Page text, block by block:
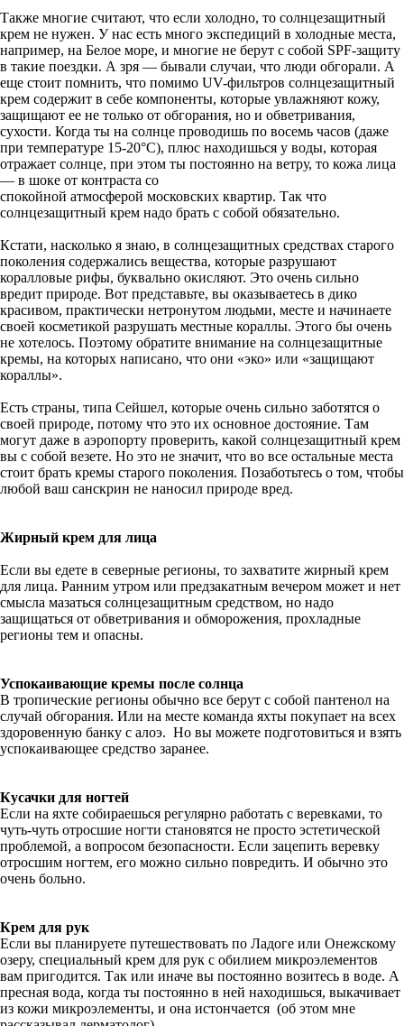
Также многие считают, что если холодно, то солнцезащитный
крем не нужен. У нас есть много экспедиций в холодные места,
например, на Белое море, и многие не берут с собой SPF-защиту
в такие поездки. А зря — бывали случаи, что люди обгорали. А
еще стоит помнить, что помимо UV-фильтров солнцезащитный
крем содержит в себе компоненты, которые увлажняют кожу,
защищают ее не только от обгорания, но и обветривания,
сухости. Когда ты на солнце проводишь по восемь часов (даже
при температуре 15-20°C), плюс находишься у воды, которая
отражает солнце, при этом ты постоянно на ветру, то кожа лица
— в шоке от контраста со
спокойной атмосферой московских квартир. Так что
солнцезащитный крем надо брать с собой обязательно.
Кстати, насколько я знаю, в солнцезащитных средствах старого
поколения содержались вещества, которые разрушают
коралловые рифы, буквально окисляют. Это очень сильно
вредит природе. Вот представьте, вы оказываетесь в дико
красивом, практически нетронутом людьми, месте и начинаете
своей косметикой разрушать местные кораллы. Этого бы очень
не хотелось. Поэтому обратите внимание на солнцезащитные
кремы, на которых написано, что они «эко» или «защищают
кораллы».
Есть страны, типа Сейшел, которые очень сильно заботятся о
своей природе, потому что это их основное достояние. Там
могут даже в аэропорту проверить, какой солнцезащитный крем
вы с собой везете. Но это не значит, что во все остальные места
стоит брать кремы старого поколения. Позаботьтесь о том, чтобы
любой ваш санскрин не наносил природе вред.
Жирный крем для лица
Если вы едете в северные регионы, то захватите жирный крем
для лица. Ранним утром или предзакатным вечером может и нет
смысла мазаться солнцезащитным средством, но надо
защищаться от обветривания и обморожения, прохладные
регионы тем и опасны.
Успокаивающие кремы после солнца
В тропические регионы обычно все берут с собой пантенол на
случай обгорания. Или на месте команда яхты покупает на всех
здоровенную банку с алоэ. Но вы можете подготовиться и взять
успокаивающее средство заранее.
Кусачки для ногтей
Если на яхте собираешься регулярно работать с веревками, то
чуть-чуть отросшие ногти становятся не просто эстетической
проблемой, а вопросом безопасности. Если зацепить веревку
отросшим ногтем, его можно сильно повредить. И обычно это
очень больно.
Крем для рук
Если вы планируете путешествовать по Ладоге или Онежскому
озеру, специальный крем для рук с обилием микроэлементов
вам пригодится. Так или иначе вы постоянно возитесь в воде. А
пресная вода, когда ты постоянно в ней находишься, выкачивает
из кожи микроэлементы, и она истончается (об этом мне